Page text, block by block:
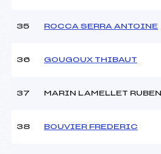
35 ROCCA SERRA ANTOINE
36 GOUGOUX THIBAUT
37 MARIN LAMELLET RUBEN
38 BOUVIER FREDERIC